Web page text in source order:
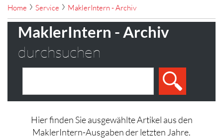
Home Service MaklerIntern - Archiv
MaklerIntern - Archiv
durchsuchen
Hier finden Sie ausgewählte Artikel aus den
MaklerIntern-Ausgaben der letzten Jahre.